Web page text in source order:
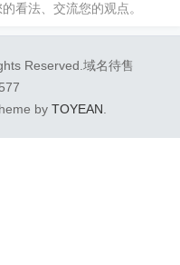
看法、交流您的观点。
Reserved.域名待售
by TOYEAN